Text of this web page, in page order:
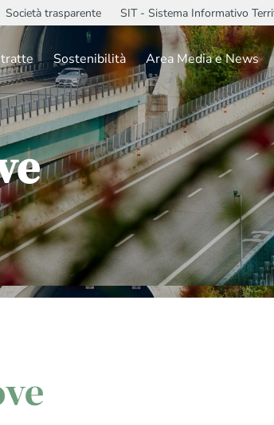
Società trasparente SIT - Sistema Informativo
Sostenibilità Area Media e News